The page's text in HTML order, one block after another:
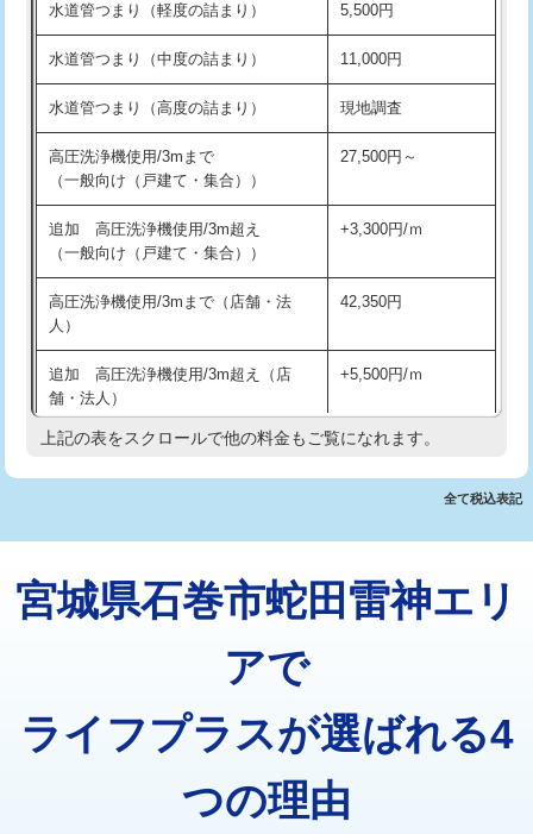
洗面台設置 38,500円
化粧台設置 22,000円
追加人工 16,500円
廃棄・処分 現場見積
※給水管工事は20mmまでの価格です。
交換・取付(排水栓・排水トラップ
22,000円+材料費
持込商品取付（混合水栓）
持込商品取付（浄水器・分岐水栓） 16,500円
業）
排水管工事（追加 排水管工事/3ｍ超
え）
マス交換（土の掘削・埋め戻し作業） 11,000円~
マス交換（深さ50㎝以上） 66,000円
コンクリート斫り（厚さ10㎝超え）
モルタル補修（厚さ10㎝まで） 27,500円
16,500円
水道管つまり（軽度の詰まり） 5,500円
水道管つまり（中度の詰まり） 11,000円
水道管つまり（高度の詰まり） 現地調査
高圧洗浄機使用/3mまで
（一般向け（戸建て・集合））
27,500円～
追加 高圧洗浄機使用/3m超え
（一般向け（戸建て・集合））
+3,300円/ｍ
高圧洗浄機使用/3mまで（店舗・法
人）
42,350円
追加 高圧洗浄機使用/3m超え（店
舗・法人）
+5,500円/ｍ
高度高圧洗浄換 現地調査
トーラー機使用/3mまで 33,000円
追加トーラー機使用/3m超え +3,300円
止水・漏水調査・防水処理・清掃・修
11,000円
止水・漏水調査・防水処理・清掃・修
22,000円
上記の表をスクロールで他の料金もご覧になれます。
全て税込表記
宮城県石巻市蛇田雷神エリ
アで
ライフプラスが選ばれる4
つの理由